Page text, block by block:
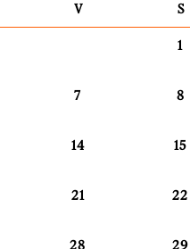
V S
1
7 8
14 15
21 22
28 29